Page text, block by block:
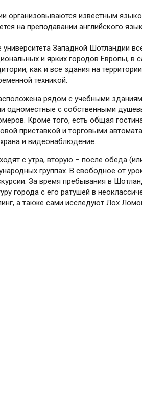
организовываются известным
на преподавании английского
Западной Шотландии
и ярких городов Европы, в
как и все здания на
техникой.
рядом с учебными
одноместные с собственными
Кроме того, есть общая
приставкой и торговыми
и видеонаблюдение.
с утра, вторую – после обеда
группах. В свободное от
За время пребывания в
города с его ратушей в
а также сами исследуют Лох